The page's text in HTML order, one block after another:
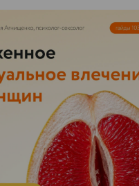
РЕКЛАМА НА САЙТЕ